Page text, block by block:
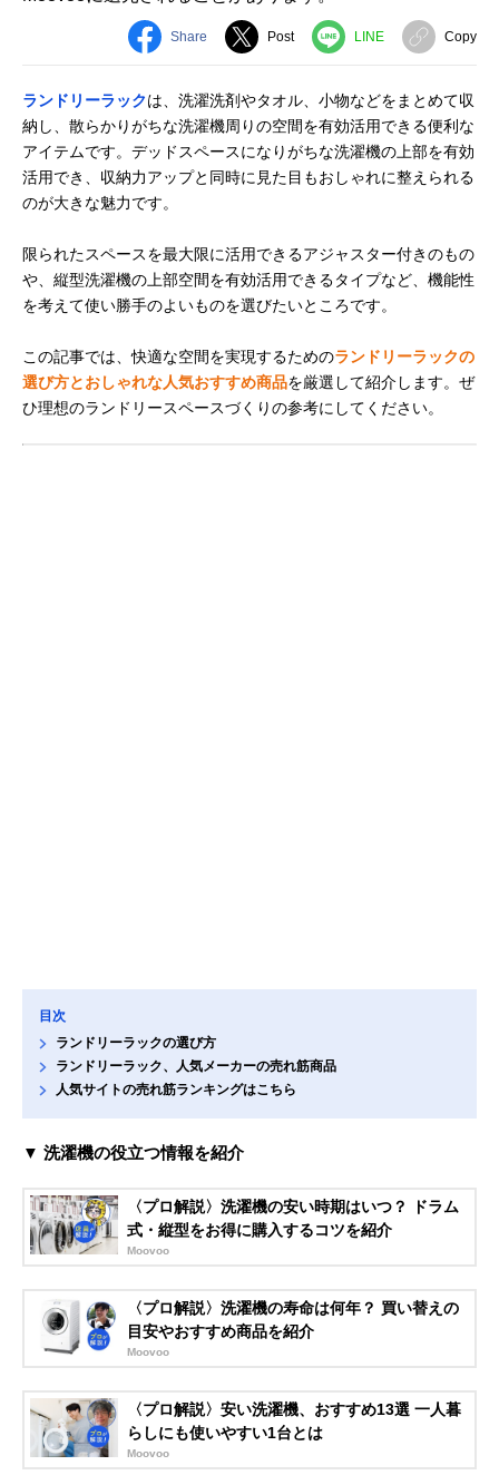
Share Post LINE Copy
ランドリーラックは、洗濯洗剤やタオル、小物などをまとめて収
納し、散らかりがちな洗濯機周りの空間を有効活用できる便利な
アイテムです。デッドスペースになりがちな洗濯機の上部を有効
活用でき、収納力アップと同時に見た目もおしゃれに整えられる
のが大きな魅力です。
限られたスペースを最大限に活用できるアジャスター付きのもの
や、縦型洗濯機の上部空間を有効活用できるタイプなど、機能性
を考えて使い勝手のよいものを選びたいところです。
この記事では、快適な空間を実現するためのランドリーラックの
選び方とおしゃれな人気おすすめ商品を厳選して紹介します。ぜ
ひ理想のランドリースペースづくりの参考にしてください。
目次
ランドリーラックの選び方
ランドリーラック、人気メーカーの売れ筋商品
人気サイトの売れ筋ランキングはこちら
▼ 洗濯機の役立つ情報を紹介
〈プロ解説〉洗濯機の安い時期はいつ？ ドラム
式・縦型をお得に購入するコツを紹介
Moovoo
〈プロ解説〉洗濯機の寿命は何年？ 買い替えの
目安やおすすめ商品を紹介
Moovoo
〈プロ解説〉安い洗濯機、おすすめ13選 一人暮
らしにも使いやすい1台とは
Moovoo